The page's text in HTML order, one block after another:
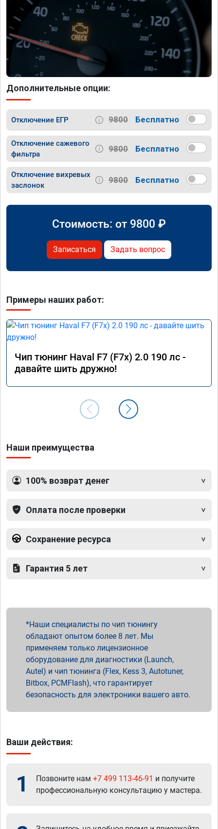
Дополнительные опции:
Отключение ЕГР 9800 Бесплатно
Отключение сажевого
фильтра
9800 Бесплатно
Отключение вихревых
заслонок
9800 Бесплатно
Стоимость: от 9800 ₽
Записаться Задать вопрос
Примеры наших работ:
Чип тюнинг Haval F7 (F7x) 2.0 190 лс -
давайте шить дружно!
Наши преимущества
100% возврат денег
Оплата после проверки
Сохранение ресурса
Гарантия 5 лет
Наши специалисты по чип тюнингу
обладают опытом более 8 лет. Мы
применяем только лицензионное
оборудование для диагностики (Launch,
Autel) и чип тюнинга (Flex, Kess 3, Autotuner,
Bitbox, PCMFlash), что гарантирует
безопасность для электроники вашего авто.
Ваши действия:
1 Позвоните нам +7 499 113-46-91 и получите
профессиональную консультацию у мастера.